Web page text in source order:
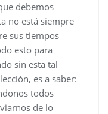
debemos
no está siempre
sus tiempos
esto para
sin esta tal
es a saber:
todos
de lo